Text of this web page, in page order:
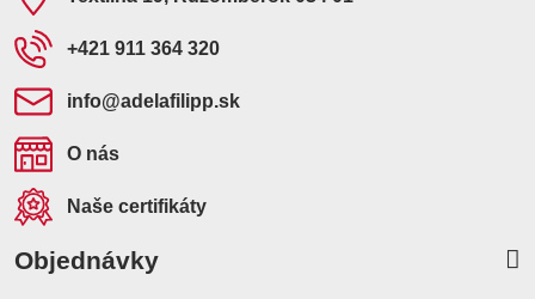
+421 911 364 320
info​@adelafilipp​.sk
O nás
Naše certifikáty
Objednávky